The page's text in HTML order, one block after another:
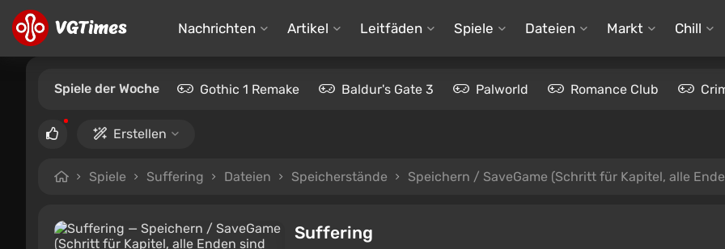
Nachrichten Artikel Leitfäden Spiele Dateien Markt Chill
Spiele der Woche Gothic 1 Remake Baldur's Gate 3 Palworld Romance Club
Erstellen
Spiele Suffering Dateien Speicherstände Speichern / SaveGame (Schritt für Kapitel, alle
Suffering